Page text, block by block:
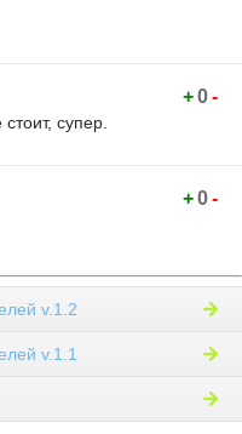
+0-
супер.
+0-
v.1.2
v.1.1